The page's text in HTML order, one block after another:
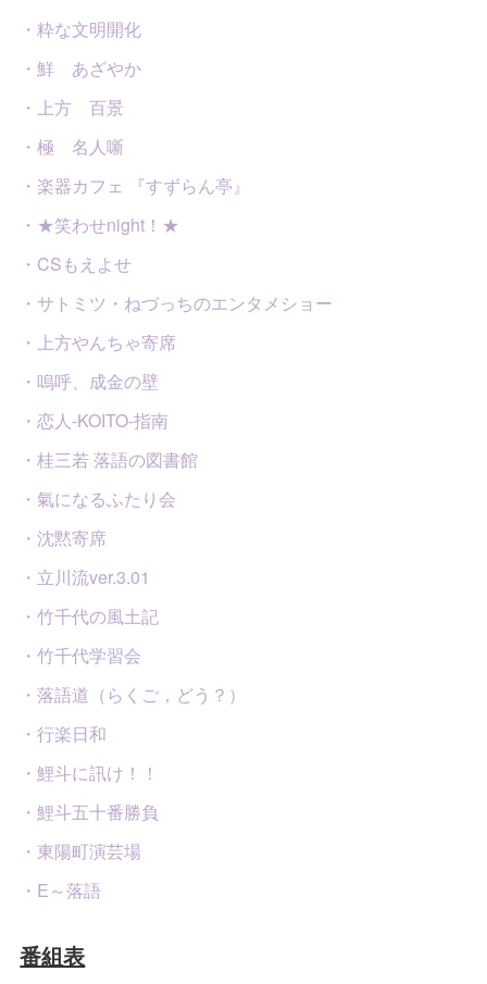
・粋な文明開化
・鮮 あざやか
・上方 百景
・極 名人噺
・楽器カフェ 『すずらん亭』
・★笑わせnight！★
・CSもえよせ
・サトミツ・ねづっちのエンタメショー
・上方やんちゃ寄席
・嗚呼、成金の壁
・恋人-KOITO-指南
・桂三若 落語の図書館
・氣になるふたり会
・沈黙寄席
・立川流ver.3.01
・竹千代の風土記
・竹千代学習会
・落語道（らくご，どう？）
・行楽日和
・鯉斗に訊け！！
・鯉斗五十番勝負
・東陽町演芸場
・E～落語
番組表